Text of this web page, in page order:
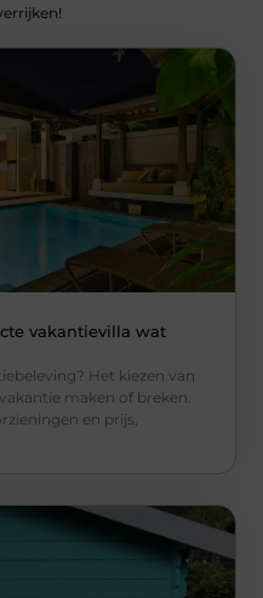
vakantievilla wat
Het kiezen van
maken of breken.
en prijs,